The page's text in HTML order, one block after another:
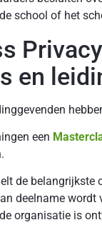
school of het
en
een
de belangrijkste
deelname
organisatie is